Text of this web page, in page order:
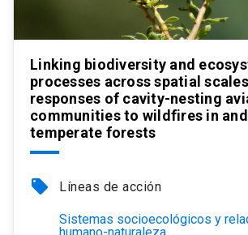
Linking biodiversity and
processes across spatial
responses of cavity-nesting
communities to wildfires in
temperate forests
local_offer Líneas de acción
Sistemas socioecológicos y